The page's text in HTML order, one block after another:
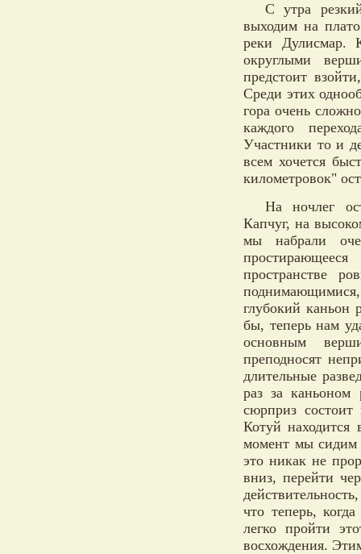
С утра
выходим на
реки Дулисмар.
округлыми
предстоит
Среди этих
гора очень
каждого
Участники то и
всем хочется
километровок"
На ночлег
Капчуг, на
мы набрали
пространстве
глубокий каньон
бы, теперь нам
основным
преподносят
длительные
раз за
сюрприз
Котуй находится
момент мы сидим
это никак не
вниз, перейти
что теперь,
легко пройти
восхождения.